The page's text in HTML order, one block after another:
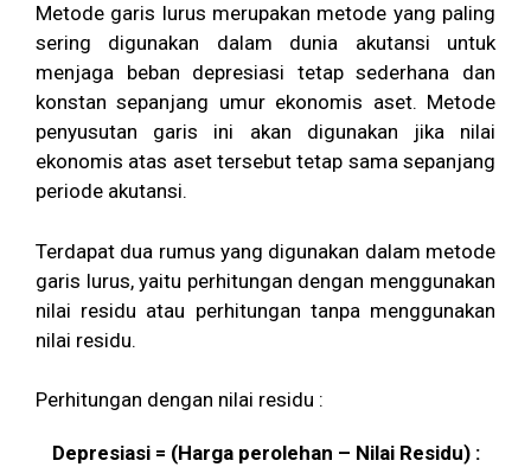
Metode garis lurus merupakan metode yang paling
sering digunakan dalam dunia akutansi untuk
menjaga beban depresiasi tetap sederhana dan
konstan sepanjang umur ekonomis aset. Metode
penyusutan garis ini akan digunakan jika nilai
ekonomis atas aset tersebut tetap sama sepanjang
periode akutansi.
Terdapat dua rumus yang digunakan dalam metode
garis lurus, yaitu perhitungan dengan menggunakan
nilai residu atau perhitungan tanpa menggunakan
nilai residu.
Perhitungan dengan nilai residu :
Depresiasi = (Harga perolehan – Nilai Residu) :